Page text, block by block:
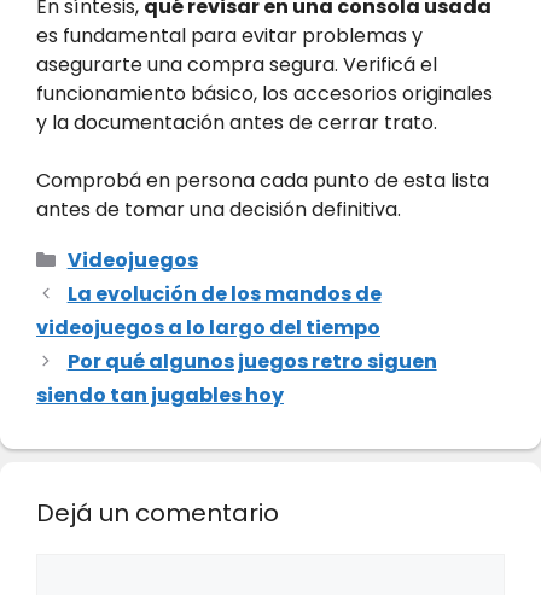
En síntesis, qué revisar en una consola usada
es fundamental para evitar problemas y
asegurarte una compra segura. Verificá el
funcionamiento básico, los accesorios originales
y la documentación antes de cerrar trato.
Comprobá en persona cada punto de esta lista
antes de tomar una decisión definitiva.
Categorías
Videojuegos
La evolución de los mandos de
videojuegos a lo largo del tiempo
Por qué algunos juegos retro siguen
siendo tan jugables hoy
Dejá un comentario